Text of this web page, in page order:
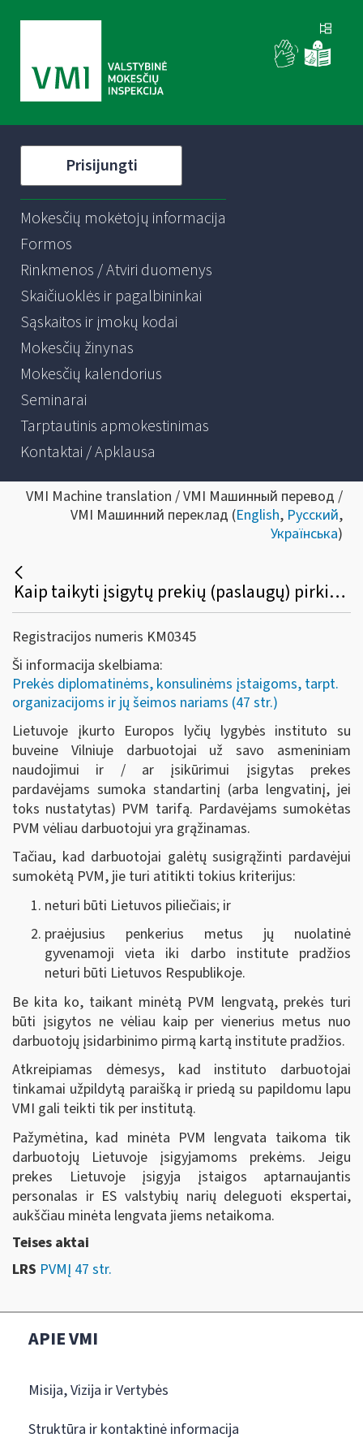
Prisijungti
Mokesčių mokėtojų informacija
Formos
Rinkmenos / Atviri duomenys
Skaičiuoklės ir pagalbininkai
Sąskaitos ir įmokų kodai
Mokesčių žinynas
Mokesčių kalendorius
Seminarai
Tarptautinis apmokestinimas
Kontaktai / Apklausa
VMI Machine translation / VMI Машинный перевод /
VMI Машинний переклад (English, Русский,
Українська)
Kaip taikyti įsigytų prekių (paslaugų) pirkimo PVM lengvatą Lietuvoje įkurto Europos lyčių lygybės instituto (su buveine Vilniuje) darbuotojams?
Registracijos numeris KM0345
Ši informacija skelbiama:
Prekės diplomatinėms, konsulinėms įstaigoms, tarpt.
organizacijoms ir jų šeimos nariams (47 str.)
Lietuvoje įkurto Europos lyčių lygybės instituto su
buveine Vilniuje darbuotojai už savo asmeniniam
naudojimui ir / ar įsikūrimui įsigytas prekes
pardavėjams sumoka standartinį (arba lengvatinį, jei
toks nustatytas) PVM tarifą. Pardavėjams sumokėtas
PVM vėliau darbuotojui yra grąžinamas.
Tačiau, kad darbuotojai galėtų susigrąžinti pardavėjui
sumokėtą PVM, jie turi atitikti tokius kriterijus:
neturi būti Lietuvos piliečiais; ir
praėjusius penkerius metus jų nuolatinė
gyvenamoji vieta iki darbo institute pradžios
neturi būti Lietuvos Respublikoje.
Be kita ko, taikant minėtą PVM lengvatą, prekės turi
būti įsigytos ne vėliau kaip per vienerius metus nuo
darbuotojų įsidarbinimo pirmą kartą institute pradžios.
Atkreipiamas dėmesys, kad instituto darbuotojai
tinkamai užpildytą paraišką ir priedą su papildomu lapu
VMI gali teikti tik per institutą.
Pažymėtina, kad minėta PVM lengvata taikoma tik
darbuotojų Lietuvoje įsigyjamoms prekėms. Jeigu
prekes Lietuvoje įsigyja įstaigos aptarnaujantis
personalas ir ES valstybių narių deleguoti ekspertai,
aukščiau minėta lengvata jiems netaikoma.
Teises aktai
LRS PVMĮ 47 str.
APIE VMI
Misija, Vizija ir Vertybės
Struktūra ir kontaktinė informacija